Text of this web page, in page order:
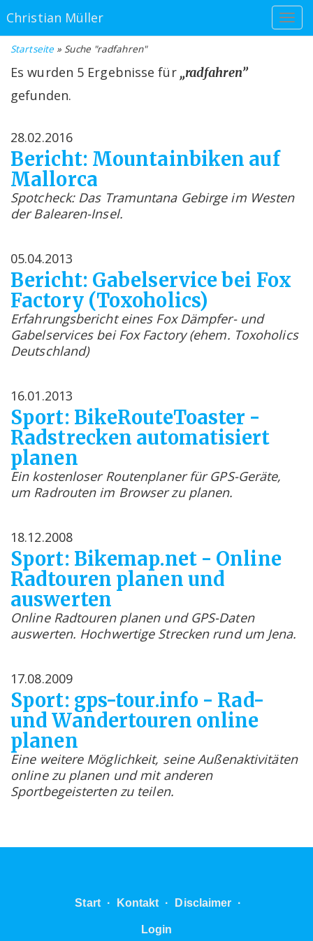
Christian Müller
Startseite » Suche "radfahren"
Es wurden 5 Ergebnisse für„radfahren”
gefunden.
28.02.2016
Bericht: Mountainbiken auf
Mallorca
Spotcheck: Das Tramuntana Gebirge im Westen
der Balearen-Insel.
05.04.2013
Bericht: Gabelservice bei Fox
Factory (Toxoholics)
Erfahrungsbericht eines Fox Dämpfer- und
Gabelservices bei Fox Factory (ehem. Toxoholics
Deutschland)
16.01.2013
Sport: BikeRouteToaster -
Radstrecken automatisiert
planen
Ein kostenloser Routenplaner für GPS-Geräte,
um Radrouten im Browser zu planen.
18.12.2008
Sport: Bikemap.net - Online
Radtouren planen und
auswerten
Online Radtouren planen und GPS-Daten
auswerten. Hochwertige Strecken rund um Jena.
17.08.2009
Sport: gps-tour.info - Rad-
und Wandertouren online
planen
Eine weitere Möglichkeit, seine Außenaktivitäten
online zu planen und mit anderen
Sportbegeisterten zu teilen.
Start · Kontakt · Disclaimer ·
Login